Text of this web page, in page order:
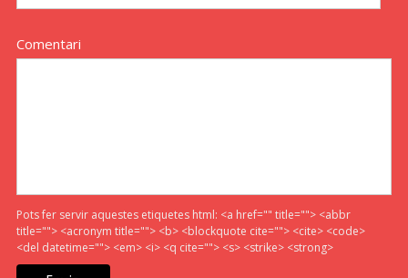
Comentari
Pots fer servir aquestes etiquetes html: <a href="" title=""> <abbr
title=""> <acronym title=""> <b> <blockquote cite=""> <cite> <code>
<del datetime=""> <em> <i> <q cite=""> <s> <strike> <strong>